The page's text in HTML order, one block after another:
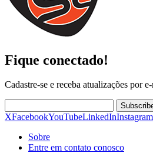
Fique conectado!
Cadastre-se e receba atualizações por
XFacebookYouTubeLinkedInInstagram
Sobre
Entre em contato conosco